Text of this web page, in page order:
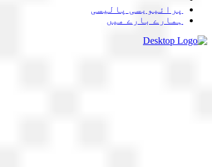
پرائیویسی پالیسی
ہمارے بارے میں